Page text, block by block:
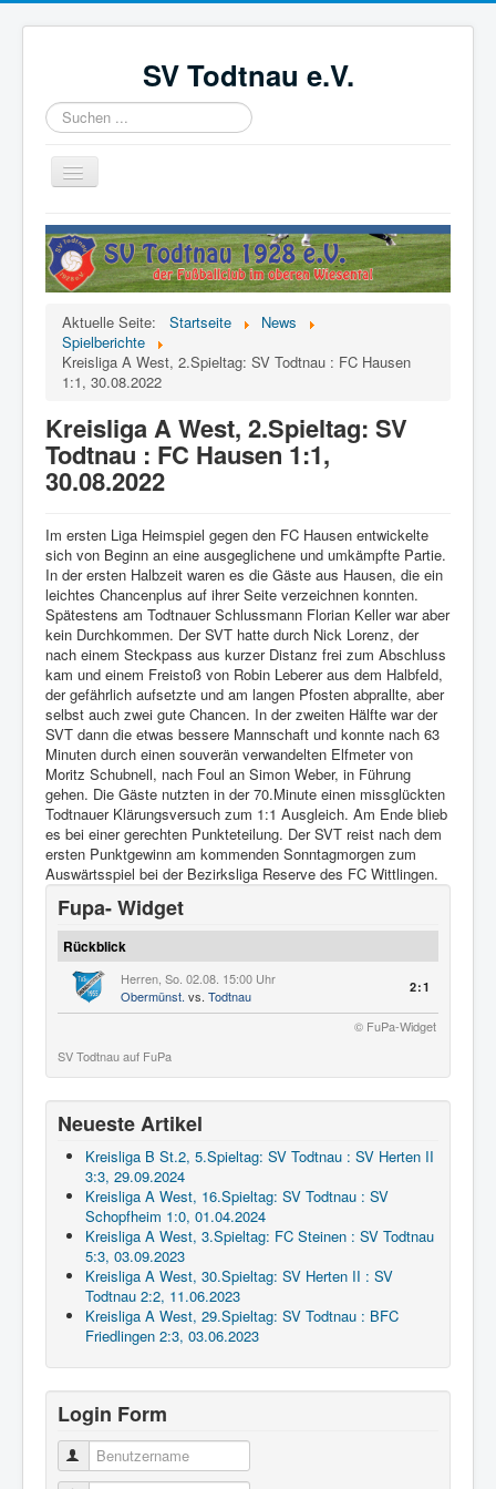
SV Todtnau e.V.
Suchen
...
Navigation
an/aus
Startseite
News
Aktive
Jugend
Förderverein
Videoüberwachung
Kinder- und Jugendschutzkonzept
Aktuelle Seite: Startseite
News
Spielberichte
Kreisliga A West, 2.Spieltag: SV Todtnau : FC Hausen
1:1, 30.08.2022
Kreisliga A West, 2.Spieltag: SV
Todtnau : FC Hausen 1:1,
30.08.2022
Im ersten Liga Heimspiel gegen den FC Hausen entwickelte
sich von Beginn an eine ausgeglichene und umkämpfte Partie.
In der ersten Halbzeit waren es die Gäste aus Hausen, die ein
leichtes Chancenplus auf ihrer Seite verzeichnen konnten.
Spätestens am Todtnauer Schlussmann Florian Keller war aber
kein Durchkommen. Der SVT hatte durch Nick Lorenz, der
nach einem Steckpass aus kurzer Distanz frei zum Abschluss
kam und einem Freistoß von Robin Leberer aus dem Halbfeld,
der gefährlich aufsetzte und am langen Pfosten abprallte, aber
selbst auch zwei gute Chancen. In der zweiten Hälfte war der
SVT dann die etwas bessere Mannschaft und konnte nach 63
Minuten durch einen souverän verwandelten Elfmeter von
Moritz Schubnell, nach Foul an Simon Weber, in Führung
gehen. Die Gäste nutzten in der 70.Minute einen missglückten
Todtnauer Klärungsversuch zum 1:1 Ausgleich. Am Ende blieb
es bei einer gerechten Punkteteilung. Der SVT reist nach dem
ersten Punktgewinn am kommenden Sonntagmorgen zum
Auswärtsspiel bei der Bezirksliga Reserve des FC Wittlingen.
Fupa- Widget
Rückblick
Herren, So. 02.08. 15:00 Uhr
Obermünst. vs. Todtnau
2:1
© FuPa-Widget
SV Todtnau auf FuPa
Neueste Artikel
Kreisliga B St.2, 5.Spieltag: SV Todtnau : SV Herten II
3:3, 29.09.2024
Kreisliga A West, 16.Spieltag: SV Todtnau : SV
Schopfheim 1:0, 01.04.2024
Kreisliga A West, 3.Spieltag: FC Steinen : SV Todtnau
5:3, 03.09.2023
Kreisliga A West, 30.Spieltag: SV Herten II : SV
Todtnau 2:2, 11.06.2023
Kreisliga A West, 29.Spieltag: SV Todtnau : BFC
Friedlingen 2:3, 03.06.2023
Login Form
Benutzername